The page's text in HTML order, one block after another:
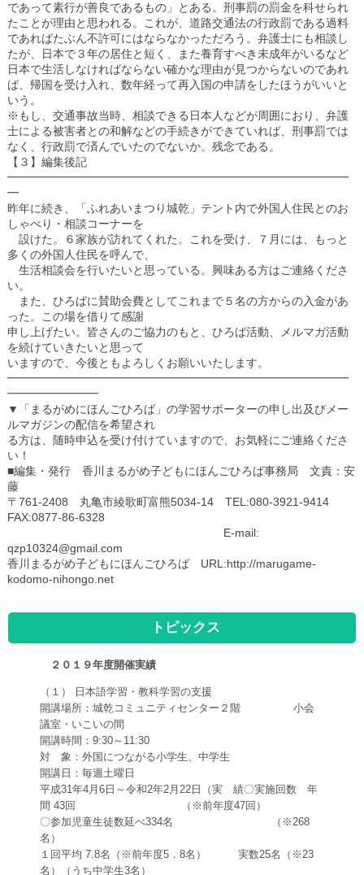
であって素行が善良であるもの」とある。刑事罰の罰金を科せられ
たことが理由と思われる。これが、道路交通法の行政罰である過料
であればたぶん不許可にはならなかっただろう。弁護士にも相談し
たが、日本で３年の居住と短く、また養育すべき未成年がいるなど
日本で生活しなければならない確かな理由が見つからないのであれ
ば、帰国を受け入れ、数年経って再入国の申請をしたほうがいいと
いう。
※もし、交通事故当時、相談できる日本人などが周囲におり、弁護
士による被害者との和解などの手続きができていれば、刑事罰では
なく、行政罰で済んでいたのでないか。残念である。
【３】編集後記
━━━━━━━━━━━━━━━━━━━━━━━━━━━━━━
━
昨年に続き、「ふれあいまつり城乾」テント内で外国人住民とのお
しゃべり・相談コーナーを
設けた。６家族が訪れてくれた。これを受け、７月には、もっと
多くの外国人住民を呼んで、
生活相談会を行いたいと思っている。興味ある方はご連絡くださ
い。
また、ひろばに賛助会費としてこれまで５名の方からの入金があ
った。この場を借りて感謝
申し上げたい。皆さんのご協力のもと、ひろば活動、メルマガ活動
を続けていきたいと思って
いますので、今後ともよろしくお願いいたします。
━━━━━━━━━━━━━━━━━━━━━━━━━━━━━━
━━━━━━━━
▼「まるがめにほんごひろば」の学習サポーターの申し出及びメー
ルマガジンの配信を希望され
る方は、随時申込を受け付けていますので、お気軽にご連絡くださ
い！
■編集・発行 香川まるがめ子どもにほんごひろば事務局 文責：安
藤
〒761-2408 丸亀市綾歌町富熊5034-14 TEL:080-3921-9414
FAX:0877-86-6328
E-mail:
qzp10324@gmail.com
香川まるがめ子どもにほんごひろば URL:http://marugame-
kodomo-nihongo.net
トピックス
２０１９年度開催実績
（１） 日本語学習・教科学習の支援
開講場所：城乾コミュニティセンター２階 小会
議室・いこいの間
開講時間：9:30～11:30
対 象：外国につながる小学生、中学生
開講日：毎週土曜日
平成31年4月6日～令和2年2月22日（実 績〇実施回数 年
間 43回 （※前年度47回）
〇参加児童生徒数延べ334名 （※268
名）
１回平均 7.8名（※前年度5．8名） 実数25名（※23
名）（うち中学生3名）